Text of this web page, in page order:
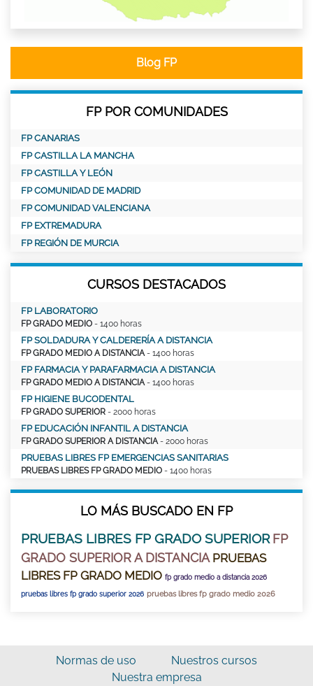
Blog FP
FP POR COMUNIDADES
FP CANARIAS
FP CASTILLA LA MANCHA
FP CASTILLA Y LEÓN
FP COMUNIDAD DE MADRID
FP COMUNIDAD VALENCIANA
FP EXTREMADURA
FP REGIÓN DE MURCIA
CURSOS DESTACADOS
FP LABORATORIO
FP GRADO MEDIO - 1400 horas
FP SOLDADURA Y CALDERERÍA A DISTANCIA
FP GRADO MEDIO A DISTANCIA - 1400 horas
FP FARMACIA Y PARAFARMACIA A DISTANCIA
FP GRADO MEDIO A DISTANCIA - 1400 horas
FP HIGIENE BUCODENTAL
FP GRADO SUPERIOR - 2000 horas
FP EDUCACIÓN INFANTIL A DISTANCIA
FP GRADO SUPERIOR A DISTANCIA - 2000 horas
PRUEBAS LIBRES FP EMERGENCIAS SANITARIAS
PRUEBAS LIBRES FP GRADO MEDIO - 1400 horas
LO MÁS BUSCADO EN FP
PRUEBAS LIBRES FP GRADO SUPERIOR FP
GRADO SUPERIOR A DISTANCIA PRUEBAS
LIBRES FP GRADO MEDIO fp grado medio a distancia 2026
pruebas libres fp grado superior 2026 pruebas libres fp grado medio 2026
Normas de uso
Nuestros cursos
Nuestra empresa